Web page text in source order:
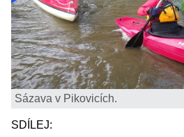
Sázava v Pikovicích.
SDÍLEJ: